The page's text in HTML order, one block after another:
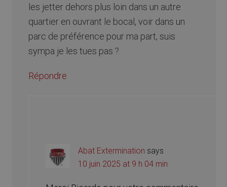
les jetter dehors plus loin dans un autre
quartier en ouvrant le bocal, voir dans un
parc de préférence pour ma part, suis
sympa je les tues pas ?.
Répondre
Abat Extermination says
10 juin 2025 at 9 h 04 min